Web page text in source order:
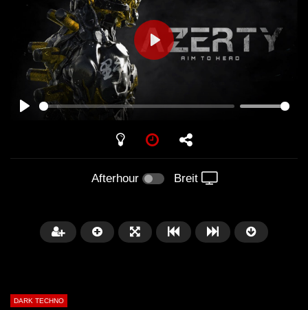
PLAY
PLAY
Afterhour Breit
DARK TECHNO